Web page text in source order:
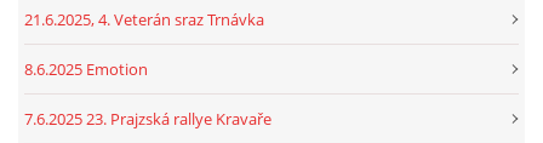
21.6.2025, 4. Veterán sraz Trnávka
8.6.2025 Emotion
7.6.2025 23. Prajzská rallye Kravaře